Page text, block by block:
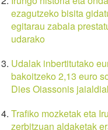
ezagutzeko bisita
egitarau zabala
udarako
Udalak inbertitutako
bakoitzeko 2,13 euro
Dies Oiassonis
Trafiko mozketak eta
zerbitzuan aldaketak